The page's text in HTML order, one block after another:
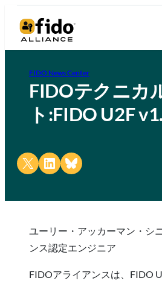
FIDO News Center
FIDOテクニカ
ト:FIDO U2F
Share on X Share on LinkedIn
Share on Bluesky
ユーリー・アッカーマン・シ
ンス認定エンジニア
FIDOアライアンスは、FIDO